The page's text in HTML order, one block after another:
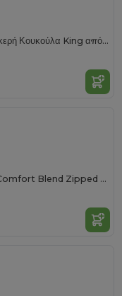
Απόλυτη Άνεση Βαμβακερή Κουκούλα King από B&C
Φρούτο του Αργαλειού Comfort Blend Zipped Hoodie